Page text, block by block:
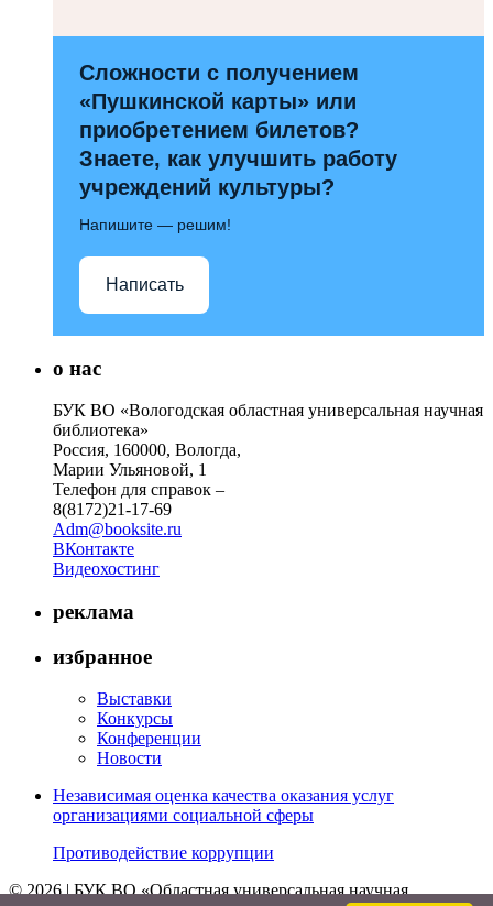
Сложности с получением
«Пушкинской карты» или
приобретением билетов?
Знаете, как улучшить работу
учреждений культуры?
Напишите — решим!
Написать
о нас
БУК ВО «Вологодская областная универсальная научная
библиотека»
Россия, 160000, Вологда,
Марии Ульяновой, 1
Телефон для справок –
8(8172)21-17-69
Adm@booksite.ru
ВКонтакте
Видеохостинг
реклама
избранное
Выставки
Конкурсы
Конференции
Новости
Независимая оценка качества оказания услуг
организациями социальной сферы
Противодействие коррупции
© 2026 | БУК ВО «Областная универсальная научная